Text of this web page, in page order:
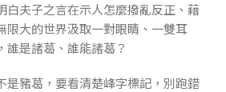
白夫子之言在示人怎麼撥亂反正、藉
限大的世界汲取一對眼睛、一雙耳
誰是諸葛、誰能諸葛？
豬葛，要看清楚峰字標記，別跑錯